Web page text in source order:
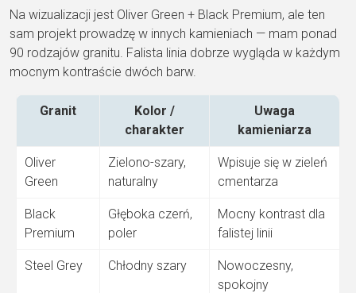
Na wizualizacji jest Oliver Green + Black Premium, ale ten
sam projekt prowadzę w innych kamieniach — mam ponad
90 rodzajów granitu . Falista linia dobrze wygląda w każdym
mocnym kontraście dwóch barw.
Granit
Kolor /
charakter
Uwaga
kamieniarza
Oliver
Green
Zielono-szary,
naturalny
Wpisuje się w zieleń
cmentarza
Black
Premium
Głęboka czerń,
poler
Mocny kontrast dla
falistej linii
Steel Grey Chłodny szary
Nowoczesny,
spokojny